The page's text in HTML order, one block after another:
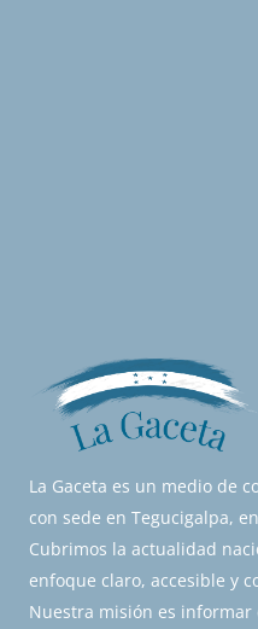
La Gaceta es un medio de
con sede en Tegucigalpa,
Cubrimos la actualidad
enfoque claro, accesible y
Nuestra misión es